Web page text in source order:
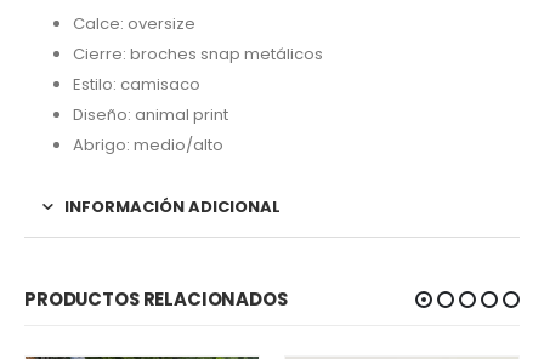
Calce: oversize
Cierre: broches snap metálicos
Estilo: camisaco
Diseño: animal print
Abrigo: medio/alto
INFORMACIÓN ADICIONAL
PRODUCTOS RELACIONADOS